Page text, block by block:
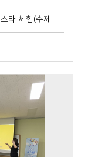
2024.7.24.(수)10:00~12:0014:00~16:00바리스타 체험(수제청 만들기&디저트 만들기)